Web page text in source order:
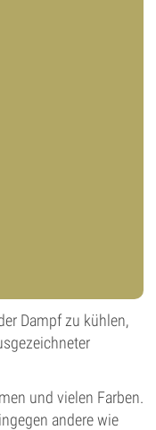
Dampf zu kühlen,
und vielen Farben.
andere wie